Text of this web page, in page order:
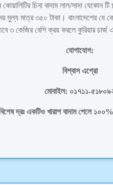
কোয়ালিটির চিনা বাদাম লাল/সাদা
মুল্য মাত্র ৩৫০ টাকা। বাংলাদেশের
৩ কেজির বেশি ক্রয় করলে কুরিয়ার চার্জ
যোগাযোগ:
বিশ্বাস এগ্রো
মোবাইল: ০১৭১১-
দ্রঃ একটিও খারাপ বাদাম পেলে ১০০%